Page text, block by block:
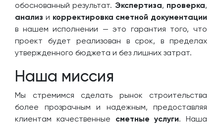
обоснованный результат. Экспертиза, проверка,
анализ и корректировка сметной документации
в нашем исполнении — это гарантия того, что
проект будет реализован в срок, в пределах
утвержденного бюджета и без лишних затрат.
Наша миссия
Мы стремимся сделать рынок строительства
более прозрачным и надежным, предоставляя
клиентам качественные сметные услуги. Наша